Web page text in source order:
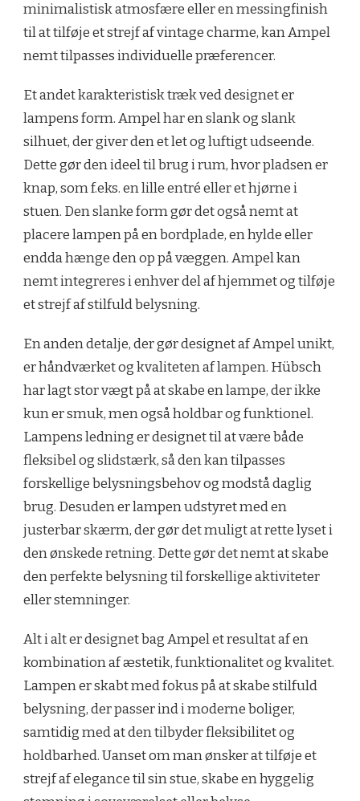
minimalistisk atmosfære eller en messingfinish
til at tilføje et strejf af vintage charme, kan Ampel
nemt tilpasses individuelle præferencer.
Et andet karakteristisk træk ved designet er
lampens form. Ampel har en slank og slank
silhuet, der giver den et let og luftigt udseende.
Dette gør den ideel til brug i rum, hvor pladsen er
knap, som f.eks. en lille entré eller et hjørne i
stuen. Den slanke form gør det også nemt at
placere lampen på en bordplade, en hylde eller
endda hænge den op på væggen. Ampel kan
nemt integreres i enhver del af hjemmet og tilføje
et strejf af stilfuld belysning.
En anden detalje, der gør designet af Ampel unikt,
er håndværket og kvaliteten af ​​lampen. Hübsch
har lagt stor vægt på at skabe en lampe, der ikke
kun er smuk, men også holdbar og funktionel.
Lampens ledning er designet til at være både
fleksibel og slidstærk, så den kan tilpasses
forskellige belysningsbehov og modstå daglig
brug. Desuden er lampen udstyret med en
justerbar skærm, der gør det muligt at rette lyset i
den ønskede retning. Dette gør det nemt at skabe
den perfekte belysning til forskellige aktiviteter
eller stemninger.
Alt i alt er designet bag Ampel et resultat af en
kombination af æstetik, funktionalitet og kvalitet.
Lampen er skabt med fokus på at skabe stilfuld
belysning, der passer ind i moderne boliger,
samtidig med at den tilbyder fleksibilitet og
holdbarhed. Uanset om man ønsker at tilføje et
strejf af elegance til sin stue, skabe en hyggelig